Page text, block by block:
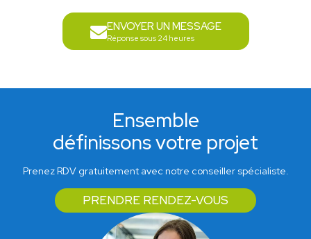
ENVOYER UN MESSAGE
Réponse sous 24 heures
Ensemble
définissons votre projet
Prenez RDV gratuitement avec notre conseiller spécialiste.
PRENDRE RENDEZ-VOUS